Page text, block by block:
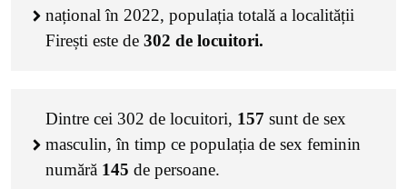
național în 2022, populația totală a localității
Firești este de 302 de locuitori.
Dintre cei 302 de locuitori, 157 sunt de sex
masculin, în timp ce populația de sex feminin
numără 145 de persoane.